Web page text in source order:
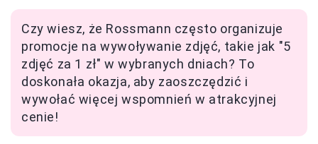
Czy wiesz, że Rossmann często organizuje
promocje na wywoływanie zdjęć, takie jak "5
zdjęć za 1 zł" w wybranych dniach? To
doskonała okazja, aby zaoszczędzić i
wywołać więcej wspomnień w atrakcyjnej
cenie!